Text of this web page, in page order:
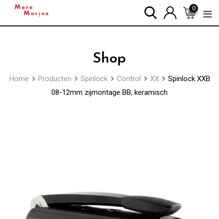
0
Shop
Home Producten Spinlock Control XX
Spinlock XXB
08-12mm zijmontage BB, keramisch